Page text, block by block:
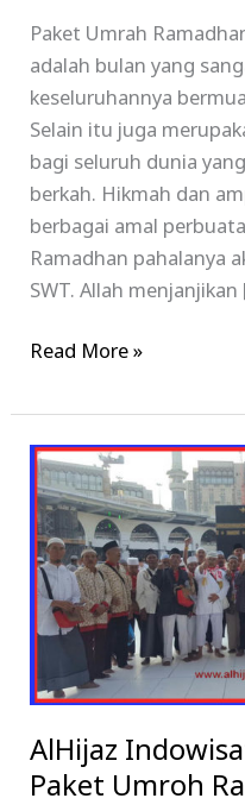
Paket Umrah
adalah bulan yang
keseluruhannya
Selain itu juga
bagi seluruh dunia
berkah. Hikmah dan
berbagai amal
Ramadhan pahalanya
SWT. Allah menjanjikan
Read More »
AlHijaz
Paket Umroh
AlHijaz
Indowisata
Sediakan
4
Paket
Umroh
Ramadhan